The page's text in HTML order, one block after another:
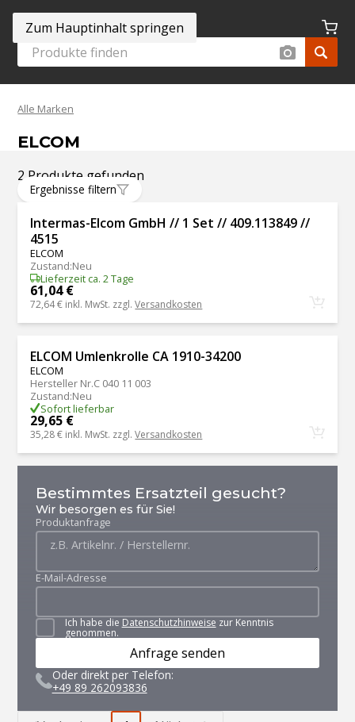
Zum Hauptinhalt springen
Alle Marken
ELCOM
2 Produkte gefunden
Ergebnisse filtern
Intermas-Elcom GmbH // 1 Set // 409.113849 //
4515
ELCOM
Zustand:Neu
Lieferzeit ca. 2 Tage
61,04 €
72,64 € inkl. MwSt. zzgl.Versandkosten
ELCOM Umlenkrolle CA 1910-34200
ELCOM
Hersteller Nr.C 040 11 003
Zustand:Neu
Sofort lieferbar
29,65 €
35,28 € inkl. MwSt. zzgl.Versandkosten
Bestimmtes Ersatzteil gesucht?
Wir besorgen es für Sie!
Produktanfrage
E-Mail-Adresse
Ich habe die Datenschutzhinweise zur Kenntnis
genommen.
Anfrage senden
Oder direkt per Telefon:
+49 89 262093836